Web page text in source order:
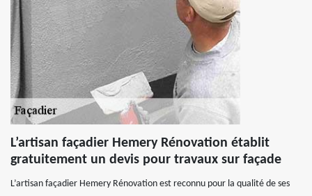
L’artisan façadier Hemery Rénovation établit
gratuitement un devis pour travaux sur façade
L’artisan façadier Hemery Rénovation est reconnu pour la qualité de ses